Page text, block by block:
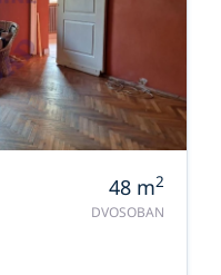
48 m2
DVOSOBAN